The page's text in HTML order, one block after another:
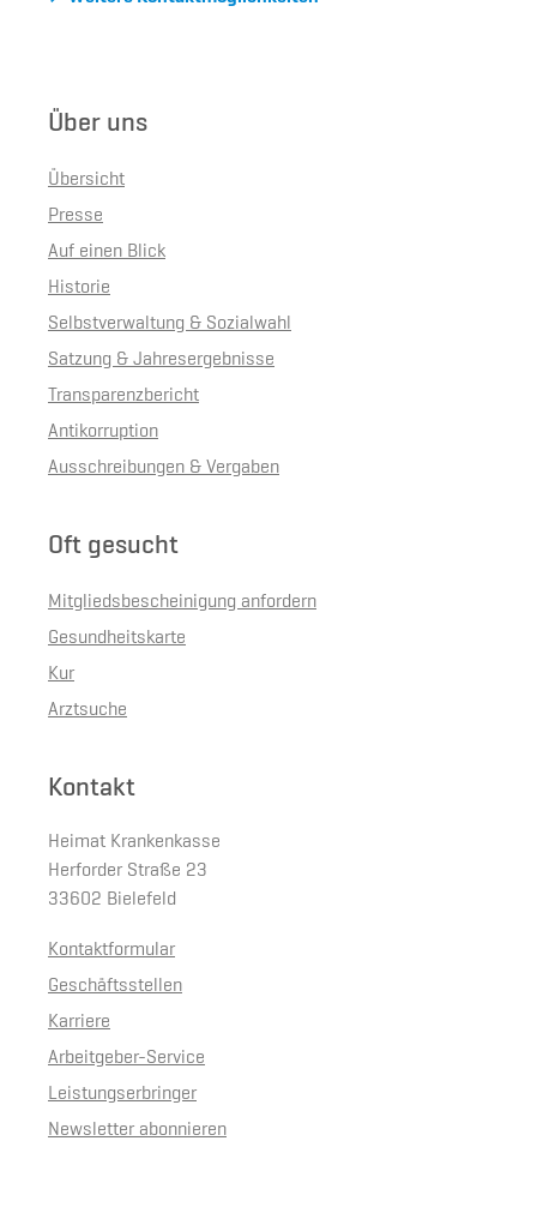
Über uns
Übersicht
Presse
Auf einen Blick
Historie
Selbstverwaltung & Sozialwahl
Satzung & Jahresergebnisse
Transparenzbericht
Antikorruption
Ausschreibungen & Vergaben
Oft gesucht
Mitgliedsbescheinigung anfordern
Gesundheitskarte
Kur
Arztsuche
Kontakt
Heimat Krankenkasse
Herforder Straße 23
33602 Bielefeld
Kontaktformular
Geschäftsstellen
Karriere
Arbeitgeber-Service
Leistungserbringer
Newsletter abonnieren